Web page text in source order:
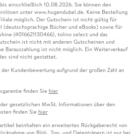
einschließlich 10.08.2026. Sie können den
unter www.hugendubel.de. Keine Bestellung
möglich. Der Gutschein ist nicht gültig für
Bücher und eBooks) sowie für
(4016621130466), tolino select und das
ist nicht mit anderen Gutscheinen und
Barauszahlung ist nicht möglich. Ein Weiterverkauf
sind nicht gestattet.
Kundenbewertung aufgrund der großen Zahl an
finden Sie hier
gesetzlichen MwSt. Informationen über den
finden Sie hier
beinhalten ein erweitertes Rückgaberecht von